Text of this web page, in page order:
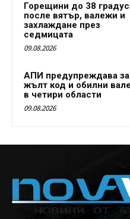
Горещини до 38
после вятър, валежи и
захлаждане през
седмицата
09.08.2026
АПИ предупреждава за
жълт код и обилни
в четири области
09.08.2026